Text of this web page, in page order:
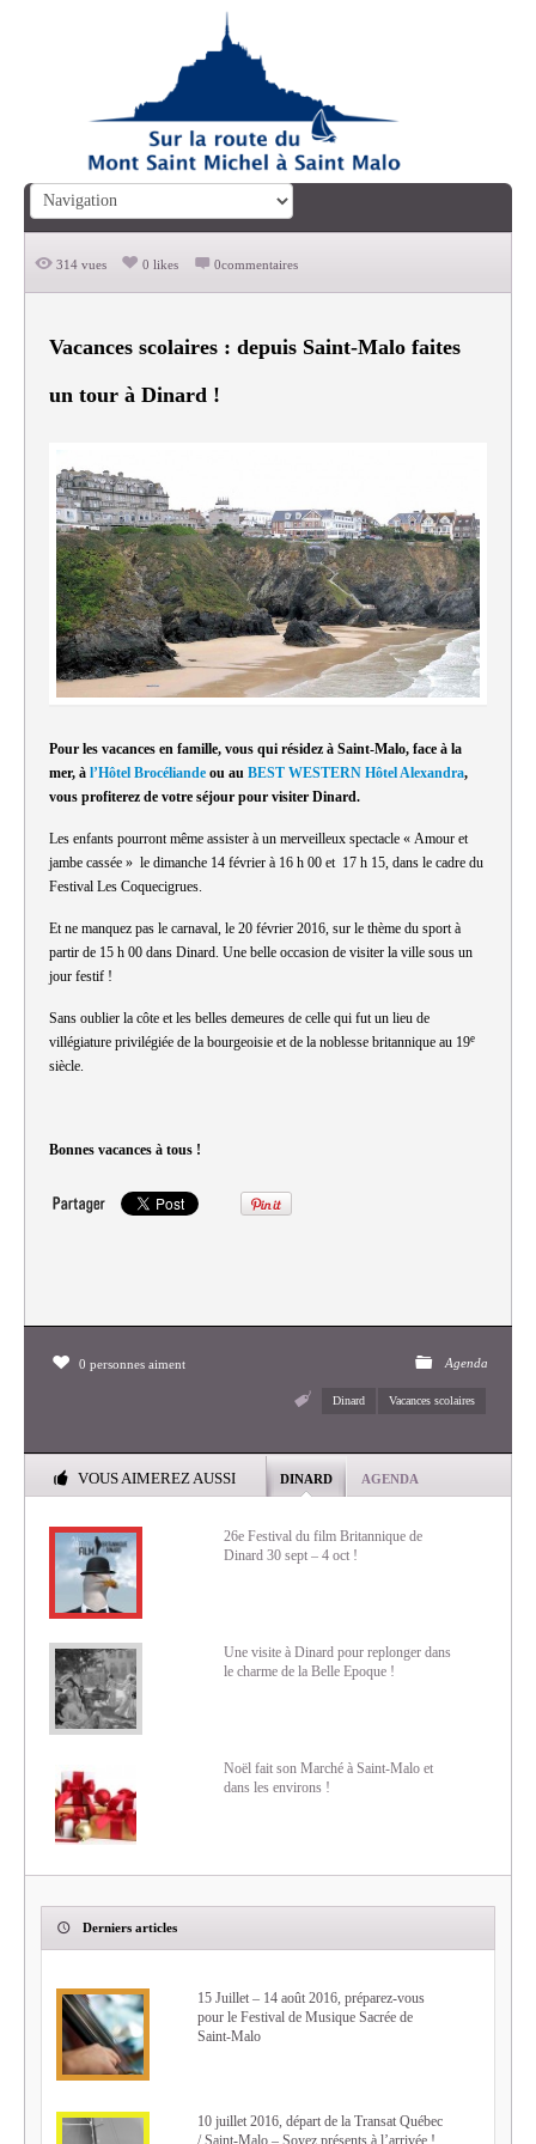
314 vues 0 likes 0commentaires
Vacances scolaires : depuis Saint-Malo faites
un tour à Dinard !
Pour les vacances en famille, vous qui résidez à Saint-Malo, face à la
mer, à l’Hôtel Brocéliande ou au BEST WESTERN Hôtel Alexandra,
vous profiterez de votre séjour pour visiter Dinard.
Les enfants pourront même assister à un merveilleux spectacle « Amour et
jambe cassée » le dimanche 14 février à 16 h 00 et 17 h 15, dans le cadre du
Festival Les Coquecigrues.
Et ne manquez pas le carnaval, le 20 février 2016, sur le thème du sport à
partir de 15 h 00 dans Dinard. Une belle occasion de visiter la ville sous un
jour festif !
Sans oublier la côte et les belles demeures de celle qui fut un lieu de
villégiature privilégiée de la bourgeoisie et de la noblesse britannique au 19e
siècle.
Bonnes vacances à tous !
0 personnes aiment Agenda
Dinard Vacances scolaires
VOUS AIMEREZ AUSSI DINARD AGENDA
26e Festival du film Britannique de
Dinard 30 sept – 4 oct !
Une visite à Dinard pour replonger dans
le charme de la Belle Epoque !
Noël fait son Marché à Saint-Malo et
dans les environs !
Derniers articles
15 Juillet – 14 août 2016, préparez-vous
pour le Festival de Musique Sacrée de
Saint-Malo
10 juillet 2016, départ de la Transat Québec
/ Saint-Malo – Soyez présents à l’arrivée !